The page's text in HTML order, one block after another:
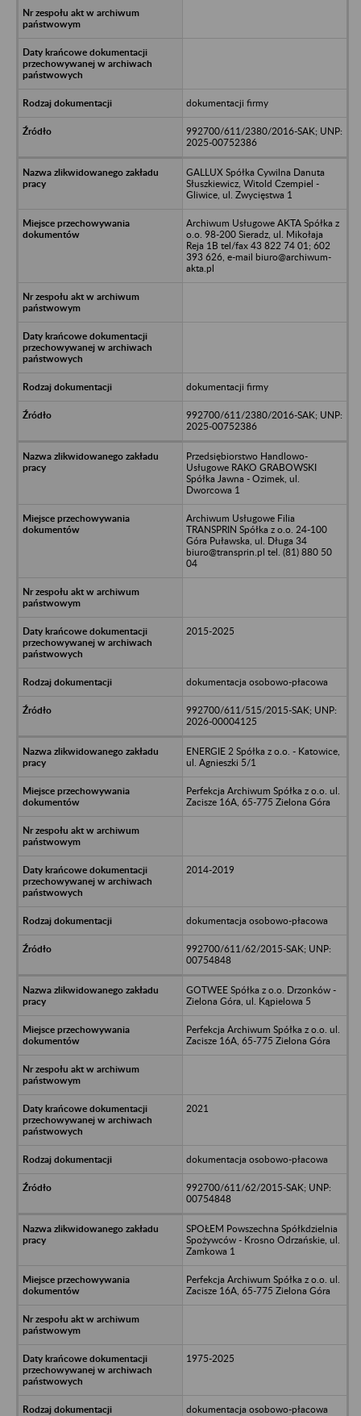
dokumentacji firmy
992700/611/2380/2016-SAK; UNP:
2025-00752386
GALLUX Spółka Cywilna Danuta
Słuszkiewicz, Witold Czempiel -
Gliwice, ul. Zwycięstwa 1
Archiwum Usługowe AKTA Spółka z
o.o. 98-200 Sieradz, ul. Mikołaja
Reja 1B tel/fax 43 822 74 01; 602
393 626, e-mail biuro@archiwum-
akta.pl
dokumentacji firmy
992700/611/2380/2016-SAK; UNP:
2025-00752386
Przedsiębiorstwo Handlowo-
Usługowe RAKO GRABOWSKI
Spółka Jawna - Ozimek, ul.
Dworcowa 1
Archiwum Usługowe Filia
TRANSPRIN Spółka z o.o. 24-100
Góra Puławska, ul. Długa 34
biuro@transprin.pl tel. (81) 880 50
04
2015-2025
dokumentacja osobowo-płacowa
992700/611/515/2015-SAK; UNP:
2026-00004125
ENERGIE 2 Spółka z o.o. - Katowice,
ul. Agnieszki 5/1
Perfekcja Archiwum Spółka z o.o. ul.
Zacisze 16A, 65-775 Zielona Góra
2014-2019
dokumentacja osobowo-płacowa
992700/611/62/2015-SAK; UNP:
00754848
GOTWEE Spółka z o.o. Drzonków -
Zielona Góra, ul. Kąpielowa 5
Perfekcja Archiwum Spółka z o.o. ul.
Zacisze 16A, 65-775 Zielona Góra
2021
dokumentacja osobowo-płacowa
992700/611/62/2015-SAK; UNP:
00754848
SPOŁEM Powszechna Spółkdzielnia
Spożywców - Krosno Odrzańskie, ul.
Zamkowa 1
Perfekcja Archiwum Spółka z o.o. ul.
Zacisze 16A, 65-775 Zielona Góra
1975-2025
dokumentacja osobowo-płacowa